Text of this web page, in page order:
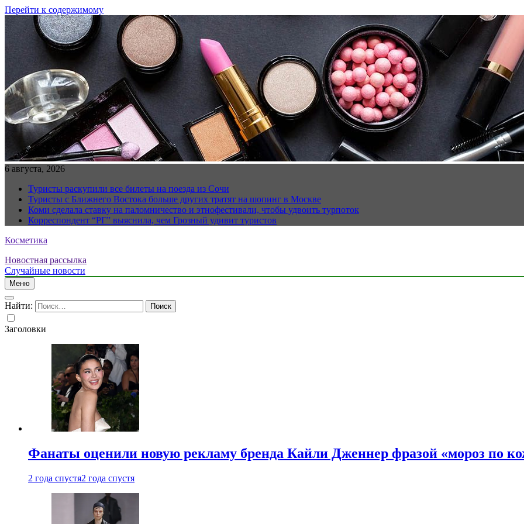
Перейти к содержимому
6 августа, 2026
Туристы раскупили все билеты на поезда из Сочи
Туристы с Ближнего Востока больше других тратят на шопинг в Москве
Коми сделала ставку на паломничество и этнофестивали, чтобы удвоить турпоток
Корреспондент “РГ” выяснила, чем Грозный удивит туристов
Косметика
Новостная рассылка
Случайные новости
Меню
Найти:
Заголовки
Фанаты оценили новую рекламу бренда Кайли Дженнер фразой «мороз по
2 года спустя2 года спустя